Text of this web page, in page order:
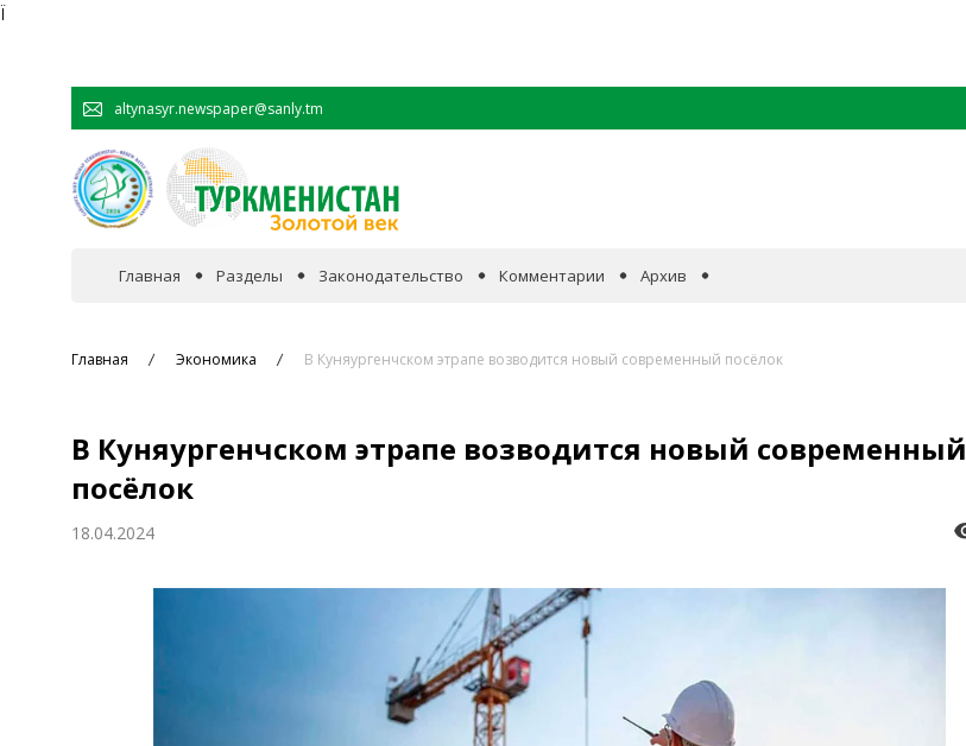
Ï
altynasyr.newspaper@sanly.tm
Главная Разделы Законодательство Комментарии Архив
Главная Экономика В Куняургенчском этрапе возводится новый современный посёлок
В Куняургенчском этрапе возводится новый современный
посёлок
18.04.2024